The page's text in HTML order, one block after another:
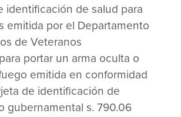
identificación de salud para
emitida por el Departamento
de Veteranos
portar un arma oculta o
emitida en conformidad
de identificación de
gubernamental s. 790.06